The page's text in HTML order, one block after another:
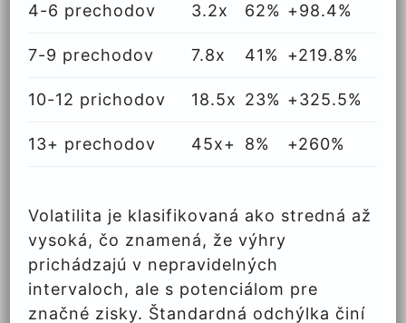
4-6 prechodov 3.2x 62% +98.4%
7-9 prechodov 7.8x 41% +219.8%
10-12 prichodov 18.5x 23% +325.5%
13+ prechodov 45x+ 8% +260%
Volatilita je klasifikovaná ako stredná až
vysoká, čo znamená, že výhry
prichádzajú v nepravidelných
intervaloch, ale s potenciálom pre
značné zisky. Štandardná odchýlka činí